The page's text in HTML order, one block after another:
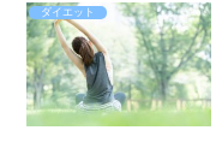
ダイエット